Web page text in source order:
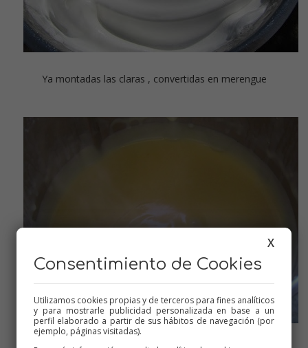
Ya montadas las claras , convertidas en merengue
X
Consentimiento de Cookies
Utilizamos cookies propias y de terceros para fines analíticos
y para mostrarle publicidad personalizada en base a un
perfil elaborado a partir de sus hábitos de navegación (por
ejemplo, páginas visitadas).